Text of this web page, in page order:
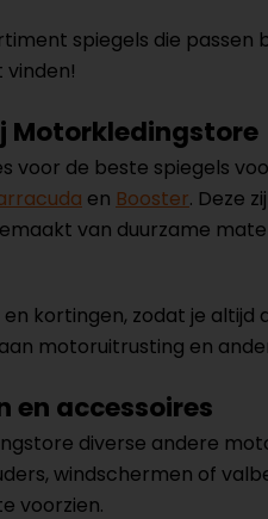
spiegels die
Motorkledingstore
voor de beste spiegels
en Booster. Deze
van duurzame
kortingen, zodat je
motoruitrusting en
en accessoires
diverse andere
windschermen of
voorzien.